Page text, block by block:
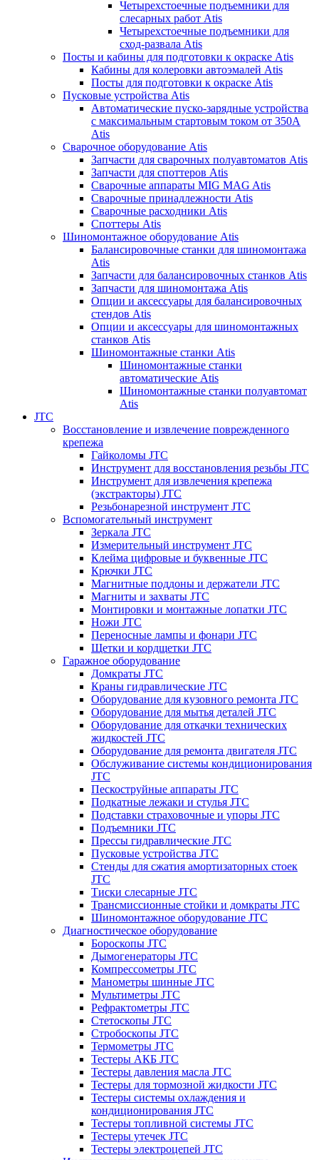
Четырехстоечные подъемники для
слесарных работ Atis
Четырехстоечные подъемники для
сход-развала Atis
Посты и кабины для подготовки к окраске Atis
Кабины для колеровки автоэмалей Atis
Посты для подготовки к окраске Atis
Пусковые устройства Atis
Автоматические пуско-зарядные устройства
с максимальным стартовым током от 350А
Atis
Сварочное оборудование Atis
Запчасти для сварочных полуавтоматов Atis
Запчасти для споттеров Atis
Сварочные аппараты MIG MAG Atis
Сварочные принадлежности Atis
Сварочные расходники Atis
Споттеры Atis
Шиномонтажное оборудование Atis
Балансировочные станки для шиномонтажа
Atis
Запчасти для балансировочных станков Atis
Запчасти для шиномонтажа Atis
Опции и аксессуары для балансировочных
стендов Atis
Опции и аксессуары для шиномонтажных
станков Atis
Шиномонтажные станки Atis
Шиномонтажные станки
автоматические Atis
Шиномонтажные станки полуавтомат
Atis
JTC
Восстановление и извлечение поврежденного
крепежа
Гайколомы JTC
Инструмент для восстановления резьбы JTC
Инструмент для извлечения крепежа
(экстракторы) JTC
Резьбонарезной инструмент JTC
Вспомогательный инструмент
Зеркала JTC
Измерительный инструмент JTC
Клейма цифровые и буквенные JTC
Крючки JTC
Магнитные поддоны и держатели JTC
Магниты и захваты JTC
Монтировки и монтажные лопатки JTC
Ножи JTC
Переносные лампы и фонари JTC
Щетки и кордщетки JTC
Гаражное оборудование
Домкраты JTC
Краны гидравлические JTC
Оборудование для кузовного ремонта JTC
Оборудование для мытья деталей JTC
Оборудование для откачки технических
жидкостей JTC
Оборудование для ремонта двигателя JTC
Обслуживание системы кондиционирования
JTC
Пескоструйные аппараты JTC
Подкатные лежаки и стулья JTC
Подставки страховочные и упоры JTC
Подъемники JTC
Прессы гидравлические JTC
Пусковые устройства JTC
Стенды для сжатия амортизаторных стоек
JTC
Тиски слесарные JTC
Трансмиссионные стойки и домкраты JTC
Шиномонтажное оборудование JTC
Диагностическое оборудование
Бороскопы JTC
Дымогенераторы JTC
Компрессометры JTC
Манометры шинные JTC
Мультиметры JTC
Рефрактометры JTC
Стетоскопы JTC
Стробоскопы JTC
Термометры JTC
Тестеры АКБ JTC
Тестеры давления масла JTC
Тестеры для тормозной жидкости JTC
Тестеры системы охлаждения и
кондиционирования JTC
Тестеры топливной системы JTC
Тестеры утечек JTC
Тестеры электроцепей JTC